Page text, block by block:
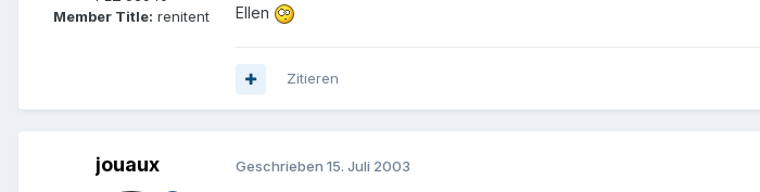
Member Title: renitent Ellen
Zitieren
jouaux Geschrieben 15. Juli 2003